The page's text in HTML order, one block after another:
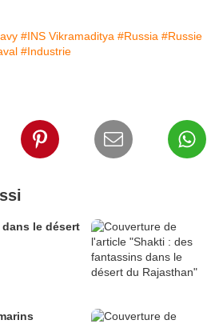
#INS Vikramaditya #Russia #Russie
#Industrie
le désert